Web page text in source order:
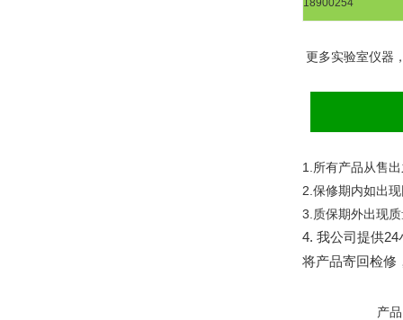
18900254
更多实验室仪器
1. 所有产品从售
2. 保修期内如出
3. 质保期外出现
4. 我公司提供24
将产品寄回检修
产